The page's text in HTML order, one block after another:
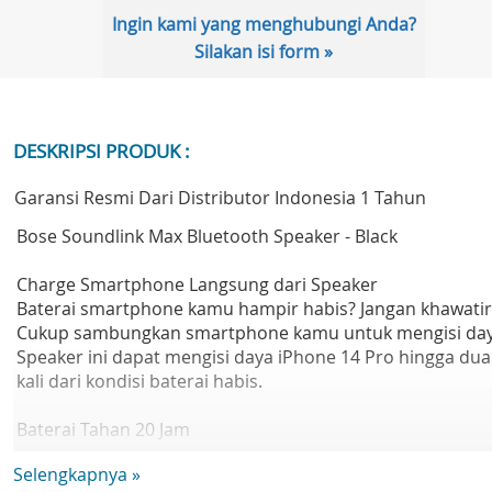
Ingin kami yang menghubungi Anda?
Silakan isi form »
DESKRIPSI PRODUK :
Garansi Resmi Dari Distributor Indonesia 1 Tahun
Bose Soundlink Max Bluetooth Speaker - Black
Charge Smartphone Langsung dari Speaker
Baterai smartphone kamu hampir habis? Jangan
Cukup sambungkan smartphone kamu untuk mengisi
Speaker ini dapat mengisi daya iPhone 14 Pro hingga dua
kali dari kondisi baterai habis.
Baterai Tahan 20 Jam
tanpa perlu membawa charger, karena daya tahan
Selengkapnya »